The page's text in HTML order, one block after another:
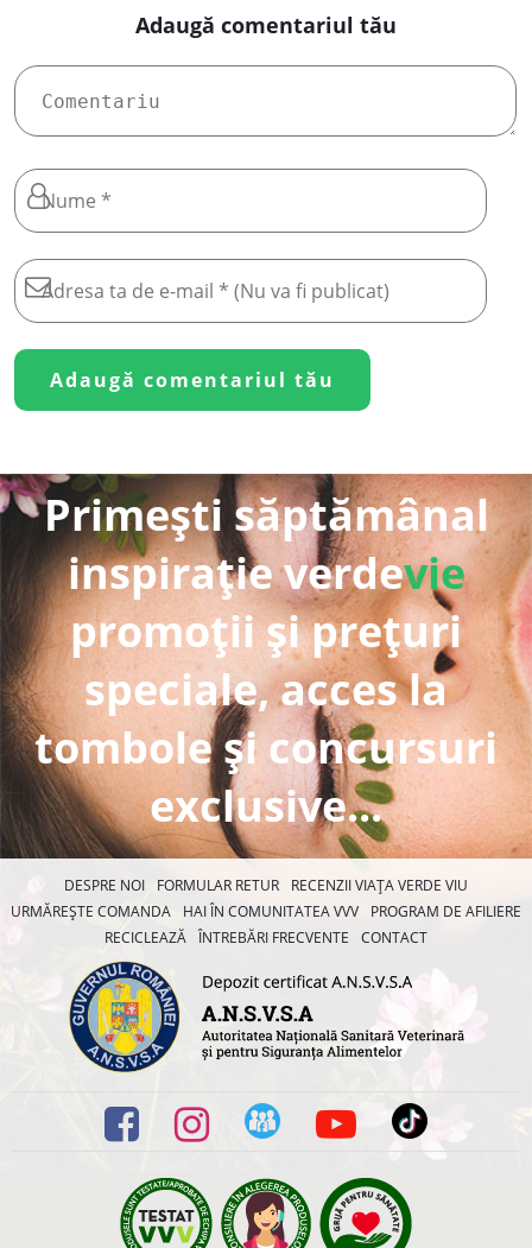
Adaugă comentariul tău
Primești săptămânal
inspirație verdevie
promoții și prețuri
speciale, acces la
tombole și concursuri
exclusive...
DESPRE NOI FORMULAR RETUR
RECENZII VIAȚA VERDE VIU
URMĂREȘTE COMANDA
HAI ÎN COMUNITATEA VVV
PROGRAM DE AFILIERE
RECICLEAZĂ ÎNTREBĂRI FRECVENTE CONTACT